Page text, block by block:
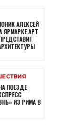
АЛЕКСЕЙ
АРТ
ПОЕЗДЕ
ИЗ РИМА В